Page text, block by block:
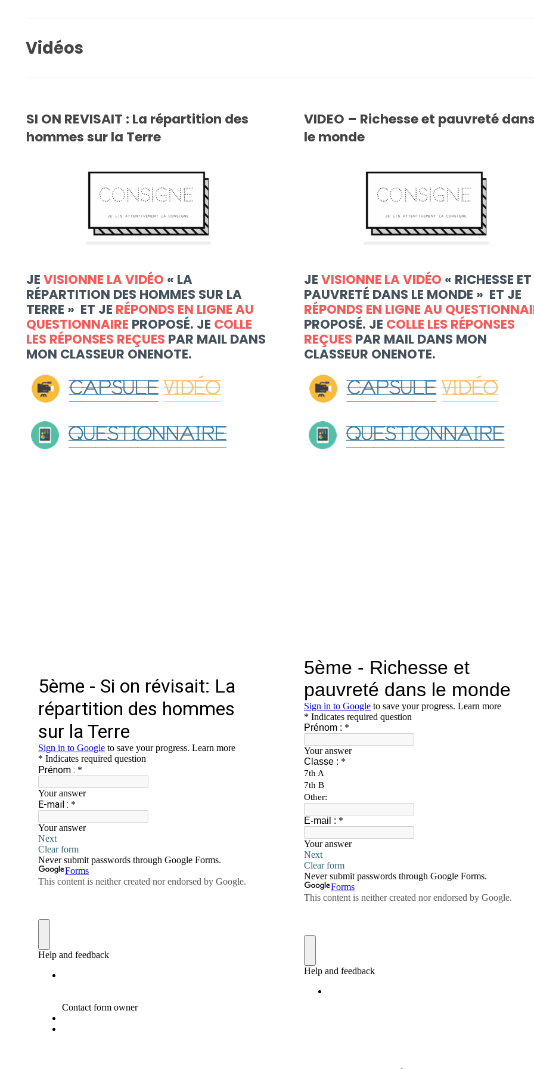
Vidéos
SI ON REVISAIT : La répartition des
hommes sur la Terre
JEVISIONNE LA VIDÉO « LA
RÉPARTITION DES HOMMES SUR LA
TERRE » ET JE RÉPONDS EN LIGNE AU
QUESTIONNAIRE PROPOSÉ. JE COLLE
LES RÉPONSES REÇUES PAR MAIL DANS
MON CLASSEUR ONENOTE.
VIDEO – Richesse et pauvreté
le monde
JE VISIONNE LA VIDÉO « RICHESSE ET
PAUVRETÉ DANS LE MONDE » ET JE
RÉPONDS EN LIGNE AU
PROPOSÉ. JE COLLE LES RÉPONSES
REÇUES PAR MAIL DANS MON
CLASSEUR ONENOTE.